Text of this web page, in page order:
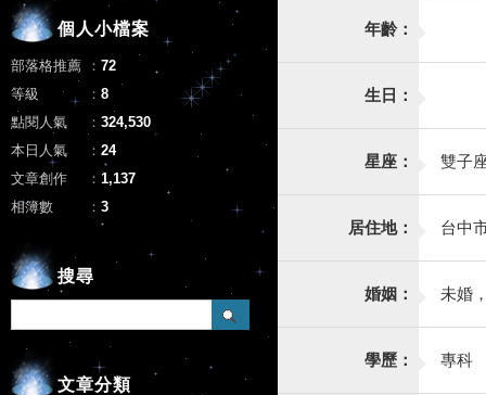
年齡：
生日：
星座： 雙子
居住地： 台中
婚姻： 未婚
學歷： 專科
個人小檔案
部落格推薦 ： 72
等級
： 8
點閱人氣
： 324,530
本日人氣
： 24
文章創作
： 1,137
相簿數
： 3
搜尋
文章分類